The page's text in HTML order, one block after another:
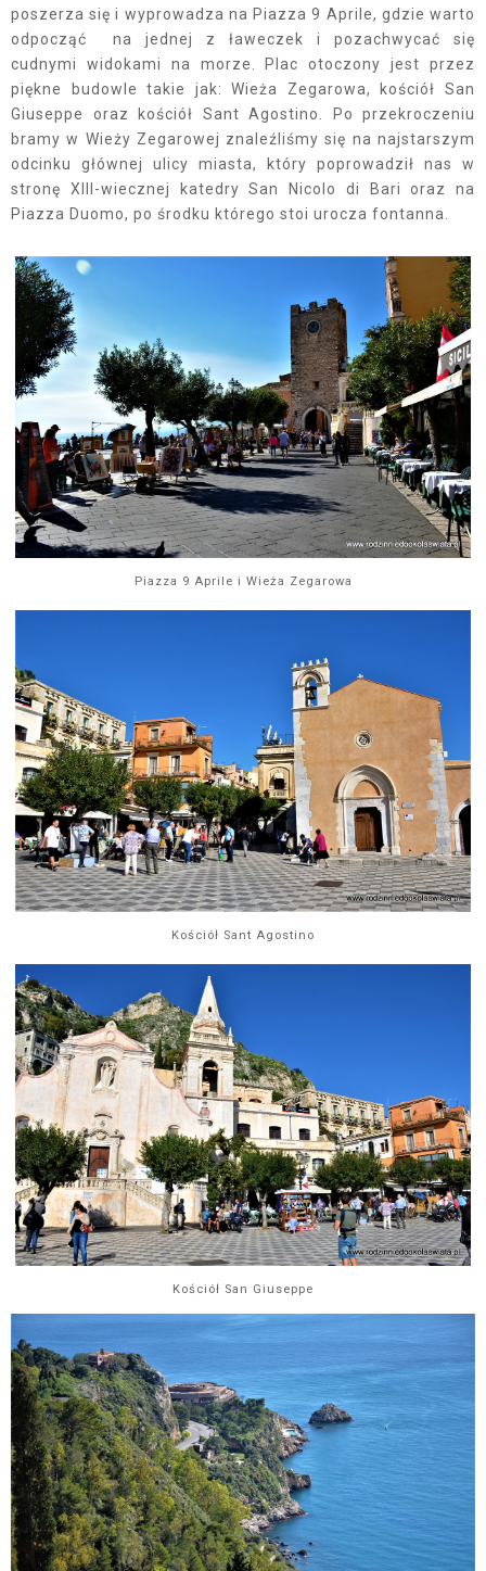
poszerza się i wyprowadza na Piazza 9 Aprile, gdzie warto
odpocząć na jednej z ławeczek i pozachwycać się
cudnymi widokami na morze. Plac otoczony jest przez
piękne budowle takie jak: Wieża Zegarowa, kościół San
Giuseppe oraz kościół Sant Agostino. Po przekroczeniu
bramy w Wieży Zegarowej znaleźliśmy się na najstarszym
odcinku głównej ulicy miasta, który poprowadził nas w
stronę XIII-wiecznej katedry San Nicolo di Bari oraz na
Piazza Duomo, po środku którego stoi urocza fontanna.
Piazza 9 Aprile i Wieża Zegarowa
Kościół Sant Agostino
Kościół San Giuseppe